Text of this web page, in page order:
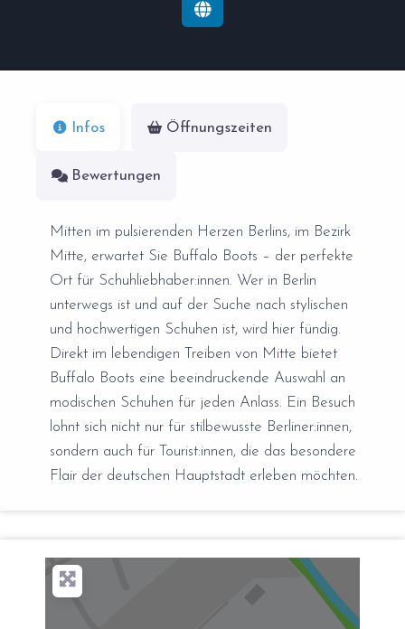
Infos Öffnungszeiten
Bewertungen
Mitten im pulsierenden Herzen Berlins, im Bezirk
Mitte, erwartet Sie Buffalo Boots – der perfekte
Ort für Schuhliebhaber:innen. Wer in Berlin
unterwegs ist und auf der Suche nach stylischen
und hochwertigen Schuhen ist, wird hier fündig.
Direkt im lebendigen Treiben von Mitte bietet
Buffalo Boots eine beeindruckende Auswahl an
modischen Schuhen für jeden Anlass. Ein Besuch
lohnt sich nicht nur für stilbewusste Berliner:innen,
sondern auch für Tourist:innen, die das besondere
Flair der deutschen Hauptstadt erleben möchten.